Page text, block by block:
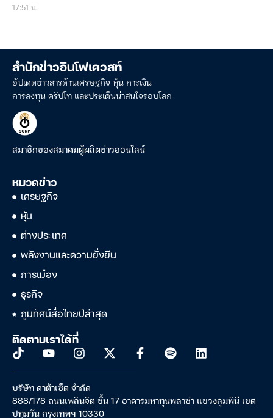
17:51 น.
สำนักข่าวอินโฟเควสท์
อัปเดตข่าวสารด้านเศรษฐกิจ หุ้น การเงิน
การลงทุน คริปโท และประเด็นน่าสนใจรอบโลก
สมาชิกของสมาคมผู้ผลิตข่าวออนไลน์
หมวดข่าว
เศรษฐกิจ
หุ้น
ต่างประเทศ
พลังงานและความยั่งยืน
การเมือง
ธุรกิจ
ภูมิทัศน์สื่อไทยปีล่าสุด
ติดตามเราได้ที่
บริษัท ดาต้าเซ็ต จำกัด
888/178 ถนนเพลินจิต ชั้น 17 อาคารมหาทุนพลาซ่า แขวงลุมพินี เขต
ปทุมวัน กรุงเทพฯ 10330